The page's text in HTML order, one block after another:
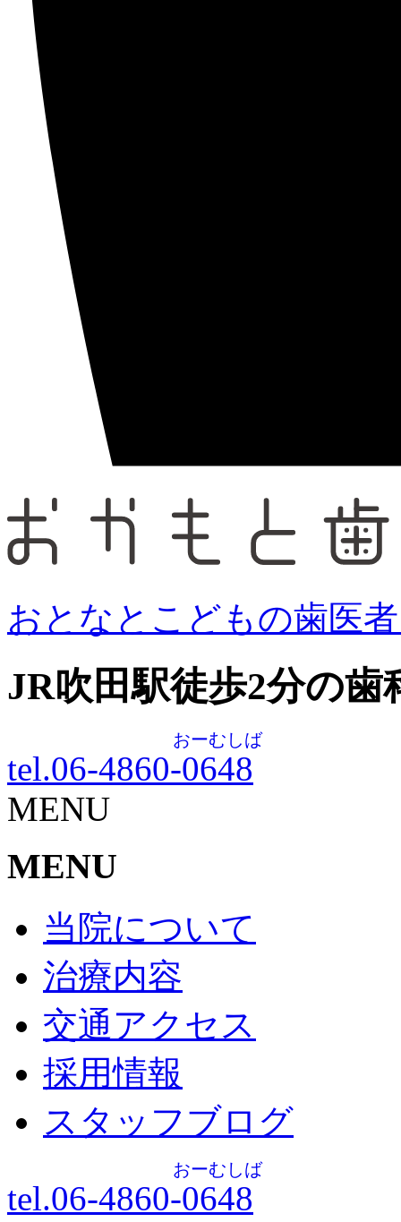
おとなとこどもの歯医
JR吹田駅徒歩2分の歯
tel.06-4860-0648
おーむしば
MENU
MENU
当院について
治療内容
交通アクセス
採用情報
スタッフブログ
tel.06-4860-0648
おーむしば